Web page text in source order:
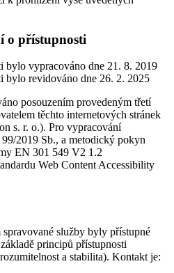
o přístupnosti
bylo vypracováno dne 21. 8. 2019
bylo revidováno dne 26. 2. 2025
posouzením provedeným třetí
těchto internetových stránek
s. r. o.). Pro vypracování
2019 Sb., a metodický pokyn
EN 301 549 V2 1.2
Web Content Accessibility
služby byly přístupné
principů přístupnosti
a stabilita). Kontakt je: